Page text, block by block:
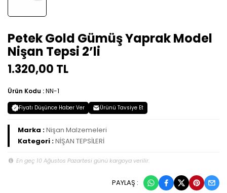
Petek Gold Gümüş Yaprak Model
Nişan Tepsi 2’li
1.320,00 TL
Ürün Kodu :NN-1
Fiyatı Düşünce Haber Ver Ürünü Tavsiye Et
Marka :Nişan Malzemeleri
Kategori :NİŞAN TEPSİLERİ
En geç 10 Ağustos Pazartesi günü kargoya verilir.
PAYLAŞ :